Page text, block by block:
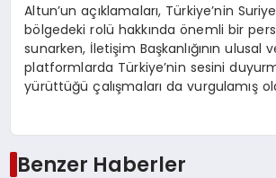
Altun’un açıklamaları, Türkiye’nin
bölgedeki rolü hakkında önemli bir
sunarken, İletişim Başkanlığının ulusal
platformlarda Türkiye’nin sesini
yürüttüğü çalışmaları da vurgulamış
Benzer Haberler